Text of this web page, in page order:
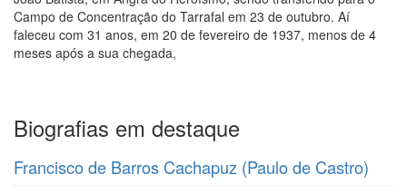
Campo de Concentração do Tarrafal em 23 de outubro. Aí
faleceu com 31 anos, em 20 de fevereiro de 1937, menos de 4
meses após a sua chegada,
Biografias em destaque
Francisco de Barros Cachapuz (Paulo de Castro)